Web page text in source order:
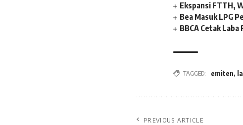
Ekspansi FTTH,
Bea Masuk LPG
BBCA Cetak
TAGGED: emiten,
PREVIOUS ARTICLE